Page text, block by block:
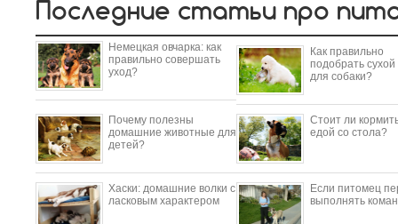
Последние статьи про
Немецкая овчарка: как
правильно совершать
уход?
Как правильно
подобрать сухой
для собаки?
Почему полезны
домашние животные для
детей?
Стоит ли
едой со стола?
​Хаски: домашние волки с
ласковым характером
Если питомец
выполнять